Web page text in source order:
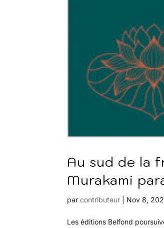
Au sud de la
Murakami
parcontributeur Nov 8,
Les éditions Belfond